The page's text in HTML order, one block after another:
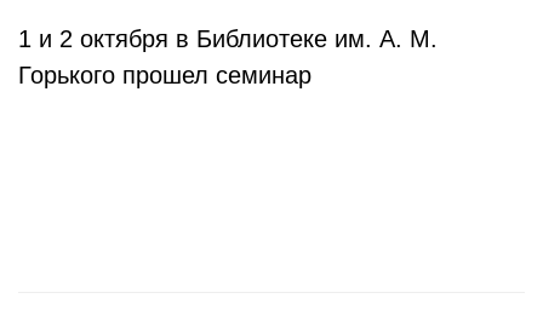
1 и 2 октября в Библиотеке им. А. М.
Горького прошел семинар